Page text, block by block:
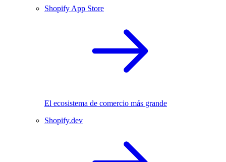
Shopify App Store
El ecosistema de comercio más grande
Shopify.dev